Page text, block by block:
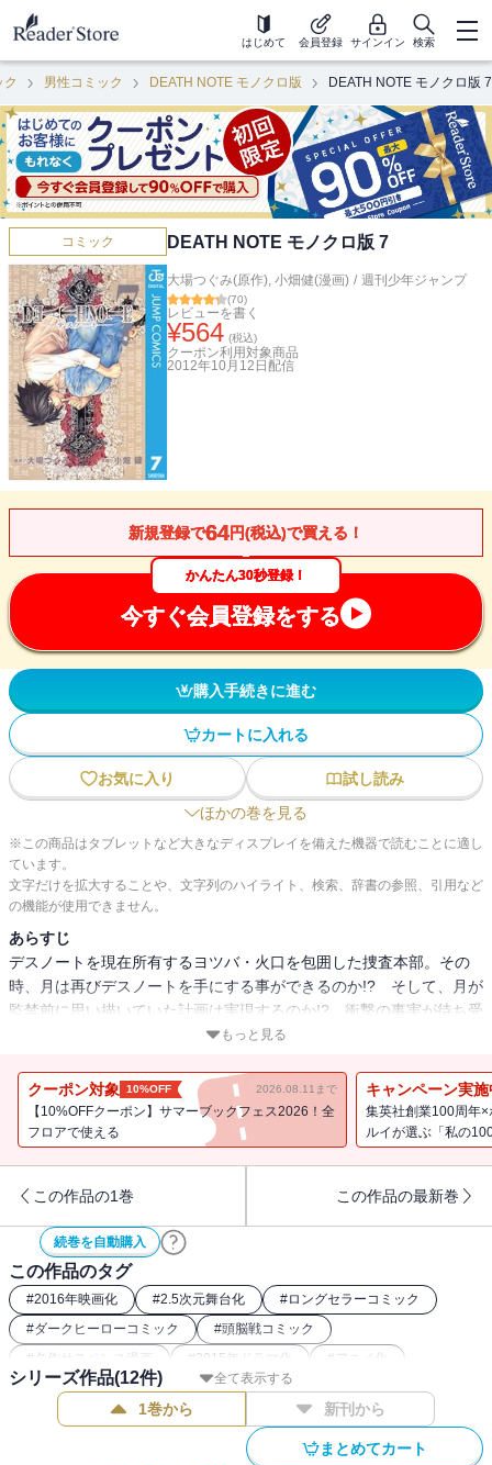
はじめて 会員登録 サインイン 検索
ク 男性コミック DEATH NOTE モノクロ版 DEATH NOTE モノクロ版 7
コミック DEATH NOTE モノクロ版 7
大場つぐみ(原作), 小畑健(漫画) / 週刊少年ジャンプ
(70)
レビューを書く
¥564 (税込)
クーポン利用対象商品
2012年10月12日 配信
新規登録で64円(税込)で買える！
かんたん30秒登録！
今すぐ会員登録をする
購入手続きに進む
カートに入れる
お気に入り
試し読み
ほかの巻を見る
※この商品はタブレットなど大きなディスプレイを備えた機器で読むことに適し
ています。
文字だけを拡大することや、文字列のハイライト、検索、辞書の参照、引用など
の機能が使用できません。
あらすじ
デスノートを現在所有するヨツバ・火口を包囲した捜査本部。その
時、月は再びデスノートを手にする事ができるのか!? そして、月が
監禁前に思い描いていた計画は実現するのか!? 衝撃の事実が待ち受
もっと見る
クーポン対象 10%OFF 2026.08.11まで
【10%OFFクーポン】サマーブックフェス2026！全
フロアで使える
キャンペーン実施
集英社創業100周年
ルイが選ぶ「私の
この作品の1巻 この作品の最新巻
続巻を自動購入
この作品のタグ
#2016年映画化 #2.5次元舞台化 #ロングセラーコミック
#ダークヒーローコミック #頭脳戦コミック
# 名作サスペンス漫画 #2015年ドラマ化 # アニメ化
#週刊少年ジャンプ（00年代） #ディストピア漫画
全て表示する
シリーズ作品(12件)
1巻から 新刊から
まとめてカート